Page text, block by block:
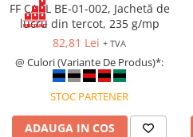
PROTECȚIE AUDITIVĂ
Antifoane externe
Antifoane externe clasice
Antifoane externe cu prindere pe
casca de protecție
Antifoane interne
FF CARL BE-01-002, Jachetă de
lucru din tercot, 235 g/mp
82,81 Lei + TVA
@ Culori (Variante De Produs)*:
STOC PARTENER
ADAUGA IN COS